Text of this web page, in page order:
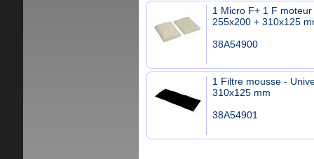
1 Micro F+ 1 F
255x200 + 310x125
38A54900
1 Filtre mousse -
310x125 mm
38A54901